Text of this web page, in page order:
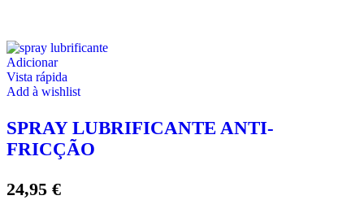
Adicionar
Vista rápida
Add à wishlist
SPRAY LUBRIFICANTE ANTI-
FRICÇÃO
24,95 €